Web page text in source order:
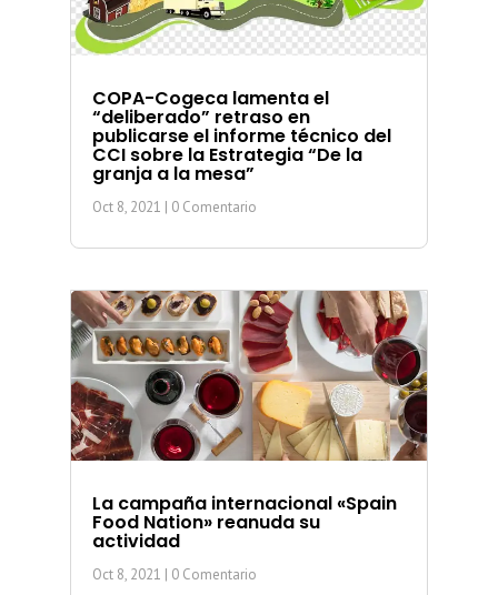
COPA-Cogeca lamenta el
“deliberado” retraso en
publicarse el informe técnico del
CCI sobre la Estrategia “De la
granja a la mesa”
Oct 8, 2021 | 0 Comentario
La campaña internacional «Spain
Food Nation» reanuda su
actividad
Oct 8, 2021 | 0 Comentario